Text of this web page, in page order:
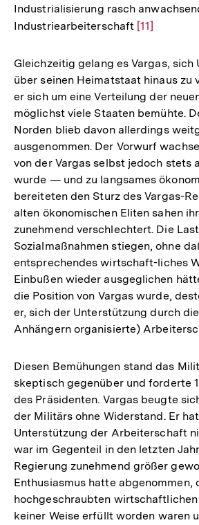
Industrialisierung rasch
Industriearbeiterschaft Zur
der
Fußnote
[11]
Gleichzeitig gelang es Vargas, sich
über seinen Heimatstaat hinaus zu
er sich um eine Verteilung der
möglichst viele Staaten bemühte.
Norden blieb davon allerdings
ausgenommen. Der Vorwurf
von der Vargas selbst jedoch stets
wurde — und zu langsames
bereiteten den Sturz des Vargas-
alten ökonomischen Eliten sahen
zunehmend verschlechtert. Die
Sozialmaßnahmen stiegen, ohne
entsprechendes wirtschaft-liches
Einbußen wieder ausgeglichen
die Position von Vargas wurde,
er, sich der Unterstützung durch
Anhängern organisierte)
Diesen Bemühungen stand das
skeptisch gegenüber und forderte
des Präsidenten. Vargas beugte
der Militärs ohne Widerstand. Er
Unterstützung der Arbeiterschaft
war im Gegenteil in den letzten
Regierung zunehmend größer
Enthusiasmus hatte abgenommen,
hochgeschraubten
keiner Weise erfüllt worden waren